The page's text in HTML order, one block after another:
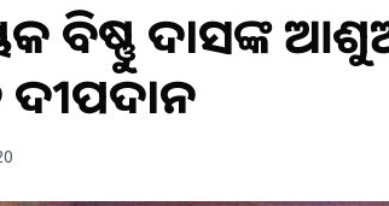
ବିଷ୍ଣୁ ଦାସଙ୍କ